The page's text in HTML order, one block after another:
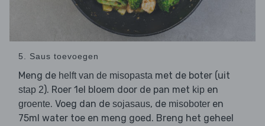
5. Saus toevoegen
Meng de helft van de misopasta met de boter (uit
stap 2). Roer 1el bloem door de pan met kip en
groente. Voeg dan de sojasaus, de misoboter en
75ml water toe en meng goed. Breng het geheel